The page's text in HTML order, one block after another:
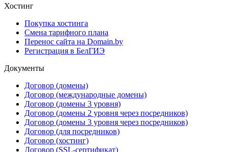
Хостинг
Покупка хостинга
Смена тарифного плана
Перенос сайта на Domain.by
Регистрация в БелГИЭ
Документы
Договор (домены)
Договор (международные домены)
Договор (домены 3 уровня)
Договор (домены 2 уровня через посредников)
Договор (домены 3 уровня через посредников)
Договор (для посредников)
Договор (хостинг)
Договор (SSL-сертификат)